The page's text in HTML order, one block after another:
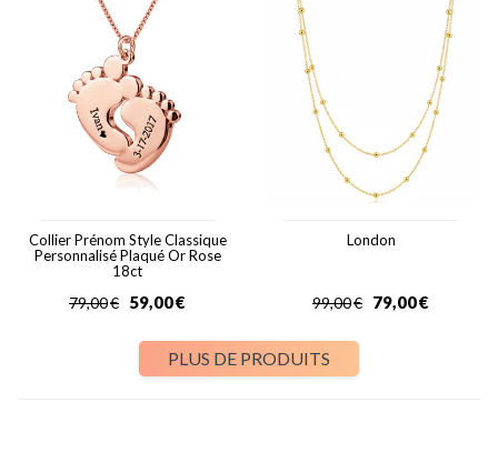
Collier Prénom Style Classique
Personnalisé Plaqué Or Rose
18ct
€
79,00 €
59,00
London
€
99,00 €
79,00
PLUS DE PRODUITS